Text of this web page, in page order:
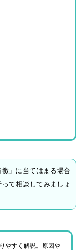
」に当てはまる場合
って相談してみましょ
やすく解説。原因や